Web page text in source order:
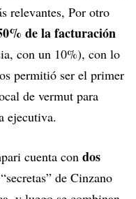
relevantes, Por otro
de la facturación
con un 10%), con lo
permitió ser el primer
de vermut para
ejecutiva.
cuenta con dos
de Cinzano